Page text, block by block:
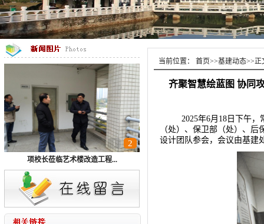
1 2
项校长莅临艺术楼改造工程...
当前位置： 首页>>基建动态>>正
齐聚智慧绘蓝图 协同
2025年6月18日下午
（处）、保卫部（处）、
设计团队参会，会议由基建